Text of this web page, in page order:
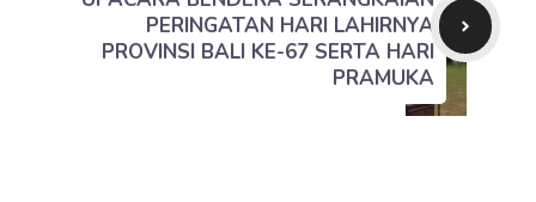
PERINGATAN HARI LAHIRNYA
PROVINSI BALI KE-67 SERTA HARI
PRAMUKA